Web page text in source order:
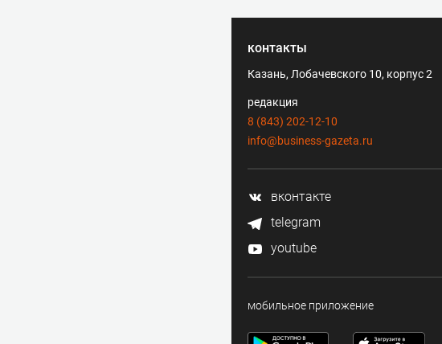
контакты
Казань, Лобачевского 10, корпус 2
редакция
8 (843) 202-12-10
info@business-gazeta.ru
вконтакте
telegram
youtube
мобильное приложение